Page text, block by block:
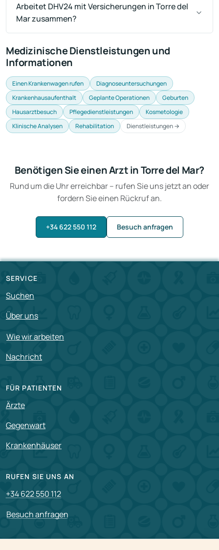
Arbeitet DHV24 mit Versicherungen in Torre del
Mar zusammen?
Medizinische Dienstleistungen und
Informationen
Einen Krankenwagen rufen
Diagnoseuntersuchungen
Krankenhausaufenthalt
Geplante Operationen
Geburten
Hausarztbesuch
Pflegedienstleistungen
Kosmetologie
Klinische Analysen
Rehabilitation Dienstleistungen →
Benötigen Sie einen Arzt in Torre del Mar?
Rund um die Uhr erreichbar – rufen Sie uns jetzt an oder
fordern Sie einen Rückruf an.
+34 622 550 112 Besuch anfragen
SERVICE
Suchen
Über uns
Wie wir arbeiten
Nachricht
FÜR PATIENTEN
Ärzte
Gegenwart
Krankenhäuser
RUFEN SIE UNS AN
+34 622 550 112
Besuch anfragen